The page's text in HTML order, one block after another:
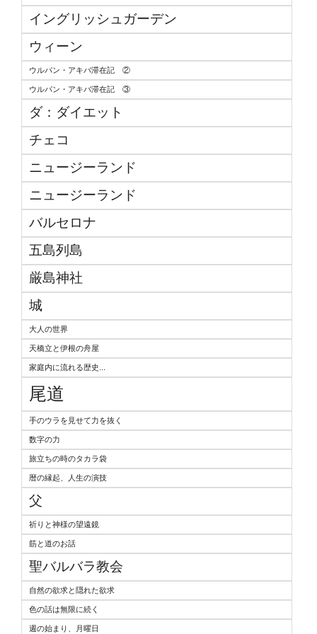
イングリッシュガーデン
ウィーン
ウルパン・アキバ滞在記 ②
ウルパン・アキバ滞在記 ③
ダ：ダイエット
チェコ
ニュージーランド
ニュージーランド
バルセロナ
五島列島
厳島神社
城
大人の世界
天橋立と伊根の舟屋
家庭内に流れる歴史...
尾道
手のウラを見せて力を抜く
数字の力
旅立ちの時のタカラ袋
暦の縁起、人生の演技
父
祈りと神様の望遠鏡
筋と道のお話
聖バルバラ教会
自然の欲求と隠れた欲求
色の話は無限に続く
週の始まり、月曜日